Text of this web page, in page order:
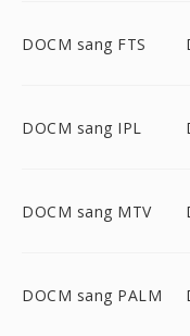
DOCM sang FTS
DOCM sang IPL
DOCM sang MTV
DOCM sang PALM